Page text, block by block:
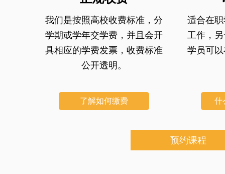
我们是按照高校收费标准，分
学期或学年交学费，并且会开
具相应的学费发票，收费标准
公开透明。
了解如何缴费
适合在
工作，
学员可
什
预约课程